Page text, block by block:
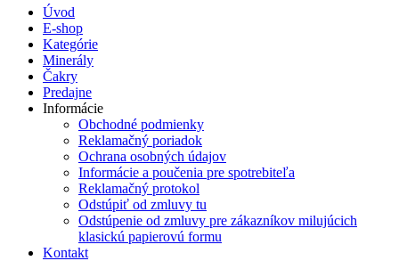
Úvod
E-shop
Kategórie
Minerály
Čakry
Predajne
Informácie
Obchodné podmienky
Reklamačný poriadok
Ochrana osobných údajov
Informácie a poučenia pre spotrebiteľa
Reklamačný protokol
Odstúpiť od zmluvy tu
Odstúpenie od zmluvy pre zákazníkov milujúcich
klasickú papierovú formu
Kontakt